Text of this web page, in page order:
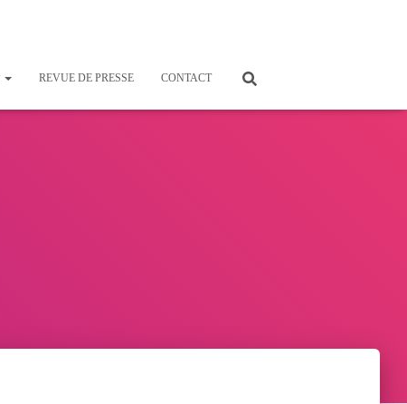
REVUE DE PRESSE CONTACT